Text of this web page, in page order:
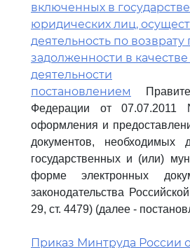
включенных в
юридических лиц,
деятельность по
задолженности в
деятельности
постановлением
Федерации от
оформления и
документов, необходимых
государственных и (или)
форме электронных
законодательства
29, ст. 4479) (далее -
Приказ Минтруда России